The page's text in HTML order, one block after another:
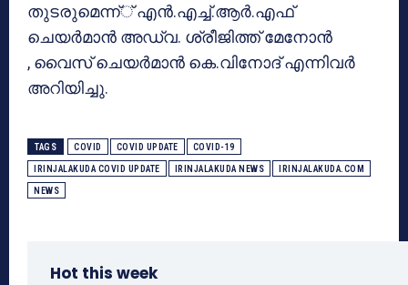
തുടരുമെന്ന്് എന്‍.എച്ച്.ആര്‍.എഫ്
ചെയര്‍മാന്‍ അഡ്വ. ശ്രീജിത്ത് മേനോന്‍
, വൈസ് ചെയര്‍മാന്‍ കെ.വിനോദ് എന്നിവര്‍
അറിയിച്ചു.
TAGS COVID COVID UPDATE COVID-19
IRINJALAKUDA COVID UPDATE IRINJALAKUDA NEWS IRINJALAKUDA.COM
NEWS
Hot this week